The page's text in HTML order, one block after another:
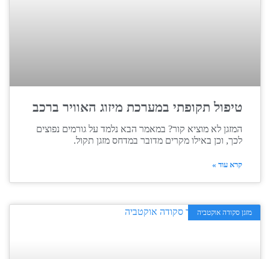
טיפול תקופתי במערכת מיזוג האוויר ברכב
המזגן לא מוציא קור? במאמר הבא נלמד על גורמים נפוצים
לכך, וכן באילו מקרים מדובר במדחס מזגן תקול.
קרא עוד »
מזגן סקודה אוקטביה